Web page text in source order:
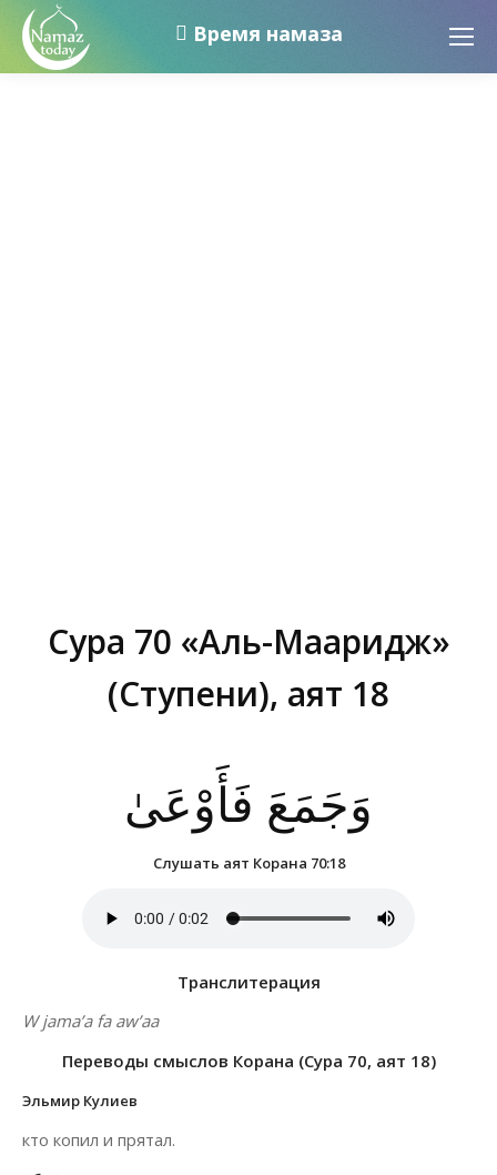
Время намаза
Сура 70 «Аль-Мааридж»
(Ступени), аят 18
وَجَمَعَ فَأَوْعَىٰ
Слушать аят Корана 70:18
Транслитерация
W jama’a fa aw’aa
Переводы смыслов Корана (Сура 70, аят 18)
Эльмир Кулиев
кто копил и прятал.